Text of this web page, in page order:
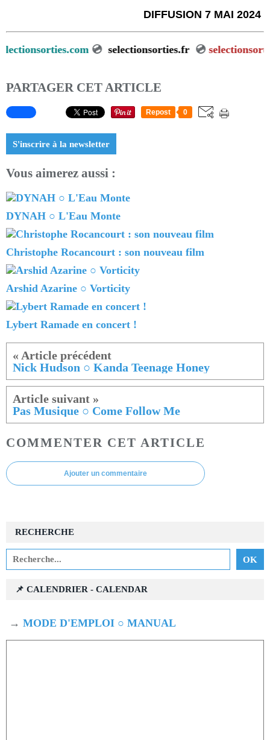
DIFFUSION 7 MAI 2024
💿 selectionsorties.fr💿
PARTAGER CET ARTICLE
Repost 0
S'inscrire à la newsletter
Vous aimerez aussi :
DYNAH ○ L'Eau Monte
Christophe Rocancourt : son nouveau film
Arshid Azarine ○ Vorticity
Lybert Ramade en concert !
Nick Hudson ○ Kanda Teenage Honey
Pas Musique ○ Come Follow Me
COMMENTER CET ARTICLE
Ajouter un commentaire
RECHERCHE
📌 CALENDRIER - CALENDAR
→ MODE D'EMPLOI ○ MANUAL